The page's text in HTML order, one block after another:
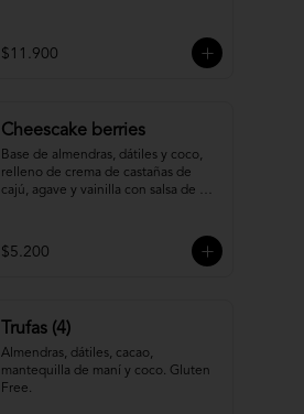
$11.900
Cheescake berries
Base de almendras, dátiles y coco,
relleno de crema de castañas de
cajú, agave y vainilla con salsa de
$5.200
Trufas (4)
Almendras, dátiles, cacao,
mantequilla de maní y coco. Gluten
Free.